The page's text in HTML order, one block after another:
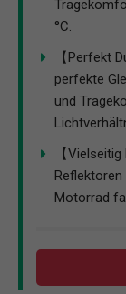
°C.
【Perfekt
perfekte
und
【
Motorrad